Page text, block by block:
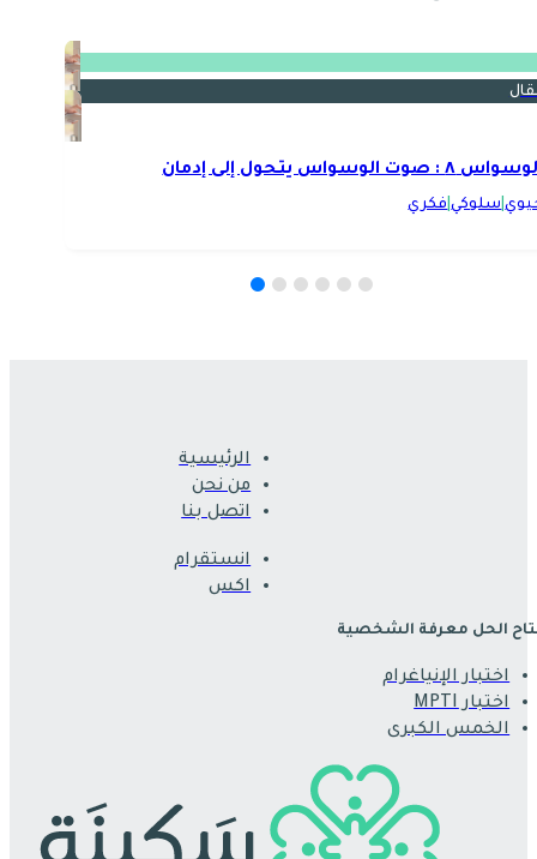
٨ : صوت الوسواس يتحول إلى إدمان
| سلوكي| فكري
الرئيسية
من نحن
اتصل بنا
انستقرام
اكس
الحل معرفة الشخصية
اختبار الإنياغرام
اختبار MPTI
الخمس الكبرى